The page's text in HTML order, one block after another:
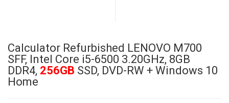
Calculator Refurbished LENOVO M700
SFF, Intel Core i5-6500 3.20GHz, 8GB
DDR4, 256GB SSD, DVD-RW + Windows 10
Home